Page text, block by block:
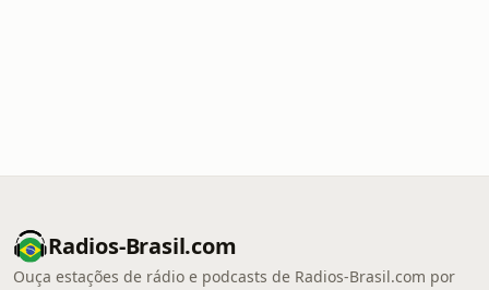
Radios-Brasil.com
Ouça estações de rádio e podcasts de Radios-Brasil.com por